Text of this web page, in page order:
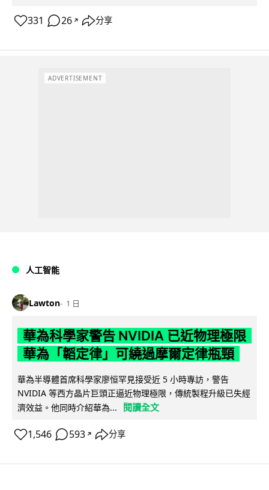
331 26 ↗ 分享
ADVERTISEMENT
人工智能
Lawton 1 日
華為科學家警告 NVIDIA 已近物理極限
華為「韜定律」可繞過摩爾定律瓶頸
華為半導體首席科學家廖恒罕見接受近 5 小時專訪，警告
NVIDIA 等西方晶片巨頭正逼近物理極限，傳統製程升級已失經
濟效益。他同時介紹華為...
閱讀全文
1,546 593 ↗ 分享